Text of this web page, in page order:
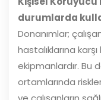
durumlarda
Donanımlar;
hastalıklarına
ekipmanlardır. Bu
ortamlarında